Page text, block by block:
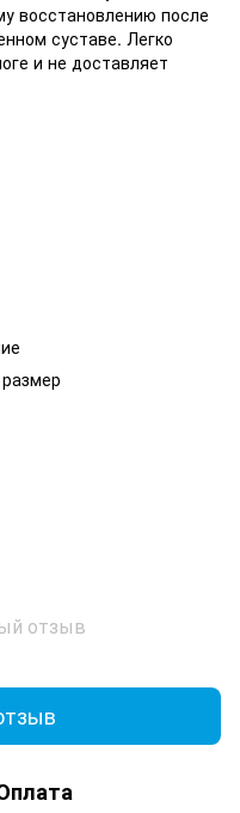
восстановлению после
суставе. Легко
и не доставляет
отзыв